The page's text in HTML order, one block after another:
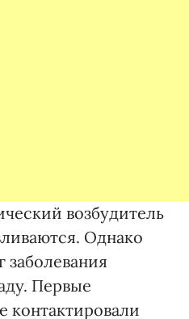
возбудитель
Однако
заболевания
Первые
контактировали